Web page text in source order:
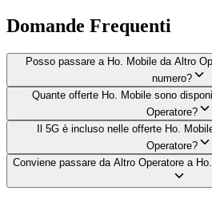
Domande Frequenti
Posso passare a Ho. Mobile da Altro
numero?
Quante offerte Ho. Mobile sono
Operatore?
Il 5G è incluso nelle offerte Ho.
Operatore?
Conviene passare da Altro Operatore a